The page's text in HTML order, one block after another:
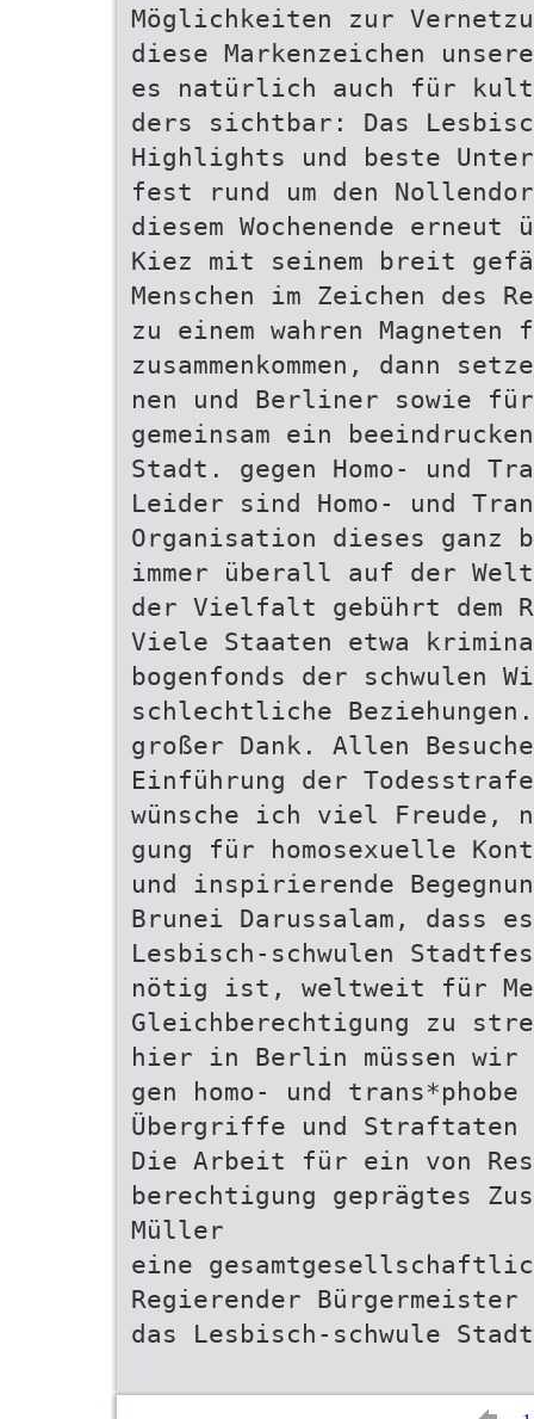
Möglichkeiten zur
diese Markenzeichen
es natürlich auch für
ders sichtbar: Das
Highlights und beste
fest rund um den
diesem Wochenende erneut
Kiez mit seinem breit
Menschen im Zeichen des
zu einem wahren
zusammenkommen, dann
nen und Berliner sowie
gemeinsam ein
Stadt. gegen Homo- und
Leider sind Homo- und
Organisation dieses ganz
immer überall auf der
der Vielfalt gebührt dem
Viele Staaten etwa
bogenfonds der schwulen
schlechtliche
großer Dank. Allen
Einführung der
wünsche ich viel Freude,
gung für homosexuelle
und inspirierende
Brunei Darussalam, dass
Lesbisch-schwulen
nötig ist, weltweit für
Gleichberechtigung zu
hier in Berlin müssen wir
gen homo- und trans*phobe
Übergriffe und Straftaten
Die Arbeit für ein von
berechtigung geprägtes
Müller
eine
Regierender
das Lesbisch-schwule